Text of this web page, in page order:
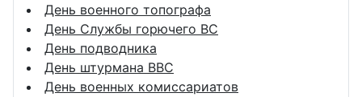
День военного топографа
День Службы горючего ВС
День подводника
День штурмана ВВС
День военных комиссариатов